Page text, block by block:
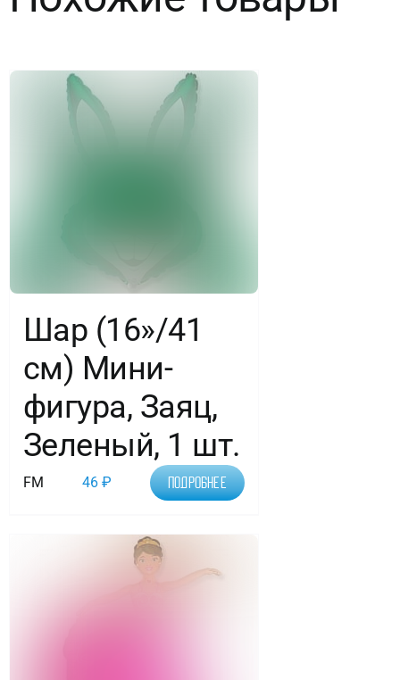
Фуше,
1
Шар (16»/41
см) Мини-
фигура, Заяц,
Зеленый, 1 шт.
FM 46₽ Подробнее